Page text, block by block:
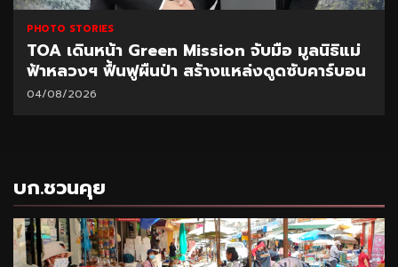
PHOTO STORIES
TOA เดินหน้า Green Mission จับมือ มูลนิธิแม่
ฟ้าหลวงฯ ฟื้นฟูผืนป่า สร้างแหล่งดูดซับคาร์บอน
04/08/2026
บก.ชวนคุย